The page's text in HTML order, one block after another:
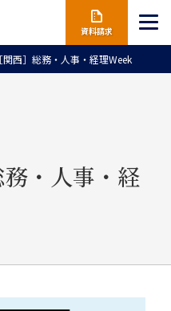
資料請求
西］総務・人事・経理Week
・人事・経